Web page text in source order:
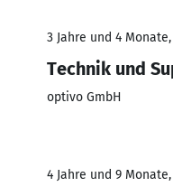
3 Jahre und 4
Technik und
optivo GmbH
4 Jahre und 9